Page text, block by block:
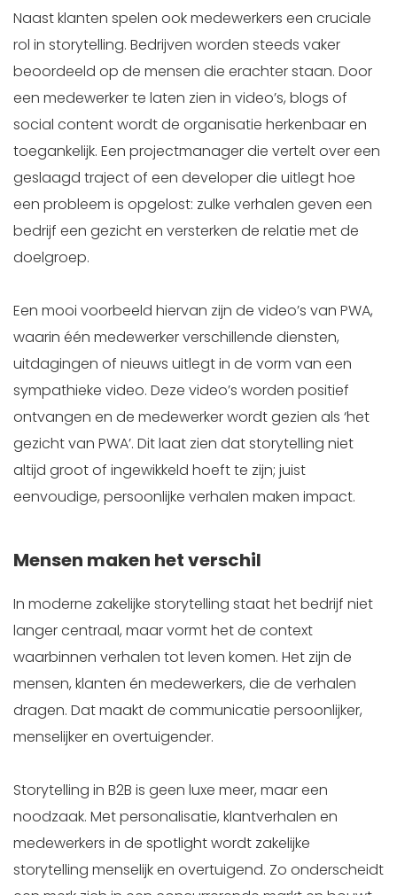
Naast klanten spelen ook medewerkers een cruciale
rol in storytelling. Bedrijven worden steeds vaker
beoordeeld op de mensen die erachter staan. Door
een medewerker te laten zien in video’s, blogs of
social content wordt de organisatie herkenbaar en
toegankelijk. Een projectmanager die vertelt over een
geslaagd traject of een developer die uitlegt hoe
een probleem is opgelost: zulke verhalen geven een
bedrijf een gezicht en versterken de relatie met de
doelgroep.
Een mooi voorbeeld hiervan zijn de video’s van PWA,
waarin één medewerker verschillende diensten,
uitdagingen of nieuws uitlegt in de vorm van een
sympathieke video. Deze video’s worden positief
ontvangen en de medewerker wordt gezien als ‘het
gezicht van PWA’. Dit laat zien dat storytelling niet
altijd groot of ingewikkeld hoeft te zijn; juist
eenvoudige, persoonlijke verhalen maken impact.
Mensen maken het verschil
In moderne zakelijke storytelling staat het bedrijf niet
langer centraal, maar vormt het de context
waarbinnen verhalen tot leven komen. Het zijn de
mensen, klanten én medewerkers, die de verhalen
dragen. Dat maakt de communicatie persoonlijker,
menselijker en overtuigender.
Storytelling in B2B is geen luxe meer, maar een
noodzaak. Met personalisatie, klantverhalen en
medewerkers in de spotlight wordt zakelijke
storytelling menselijk en overtuigend. Zo onderscheidt